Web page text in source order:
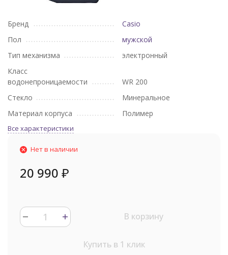
Бренд
Casio
Пол
мужской
Тип механизма
электронный
Класс
водонепроницаемости
WR 200
Стекло
Минеральное
Материал корпуса
Полимер
Все характеристики
Нет в наличии
20 990 ₽
В корзину
Купить в 1 клик